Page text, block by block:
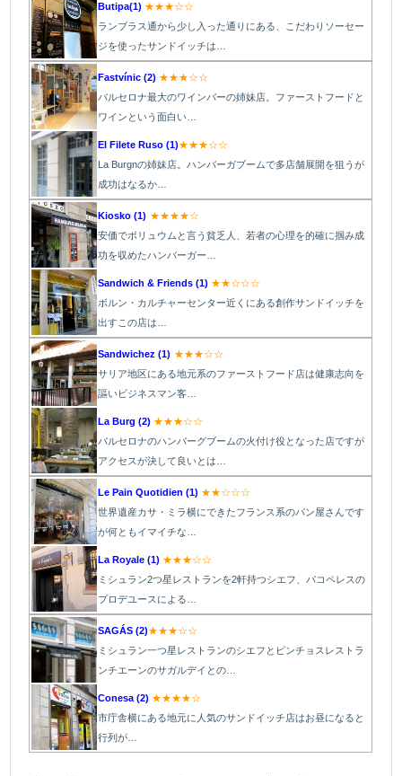
Butipa(1) ★★★☆☆
ランブラス通から少し入った通りにある、こだわりソーセー
ジを使ったサンドイッチは…
Fastvínic (2) ★★★☆☆
バルセロナ最大のワインバーの姉妹店。ファーストフードと
ワインという面白い…
El Filete Ruso (1)★★★☆☆
La Burgnの姉妹店 。ハンバーガブームで多店舗展開を狙うが
成功はなるか
Kiosko (1) ★★★★☆
安価でボリュウムと言う貧乏人、若者の心理を的確に掴み成
功を収めたハンバーガー…
Sandwich & Friends (1) ★★☆☆☆
ボルン・カルチャーセンター近くにある創作サンドイッチを
出すこの店は
Sandwichez (1) ★★★☆☆
サリア地区にある地元系のファーストフード店は健康志向を
謳いビジネスマン客…
La Burg (2) ★★★☆☆
バルセロナのハンバーグブームの火付け役となった店ですが
アクセスが決して良いとは
Le Pain Quotidien (1) ★★☆☆☆
世界遺産カサ・ミラ横にできたフランス系のパン屋さんです
が何ともイマイチな…
La Royale (1) ★★★☆☆
ミシュラン2つ星レストランを2軒持つシエフ、パコペレスの
プロデユースによる
SAGÁS (2)★★★☆☆
ミシュラン一つ星レストランのシエフとピンチョスレストラ
ンチエーンのサガルデイとの…
Conesa (2) ★★★★☆
市庁舎横にある地元に人気のサンドイッチ店はお昼になると
行列が